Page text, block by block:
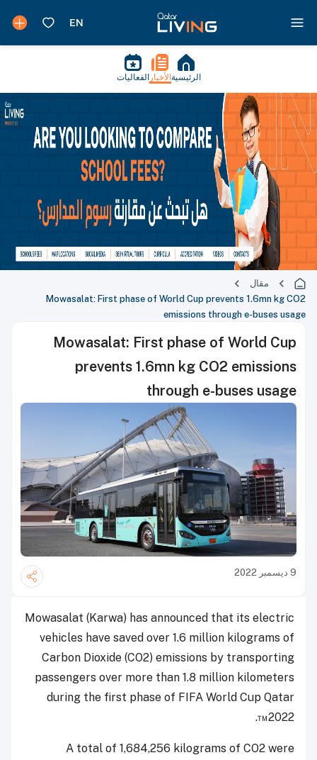
الرئيسية الأخبار الفعاليات
مقال
Mowasalat: First phase of World Cup prevents 1.6mn kg CO2
emissions through e-buses usage
Mowasalat: First phase of World Cup
prevents 1.6mn kg CO2 emissions
through e-buses usage
9 ديسمبر 2022
Mowasalat (Karwa) has announced that its electric
vehicles have saved over 1.6 million kilograms of
Carbon Dioxide (CO2) emissions by transporting
passengers over more than 1.8 million kilometers
during the first phase of FIFA World Cup Qatar
2022™.
A total of 1,684,256 kilograms of CO2 were